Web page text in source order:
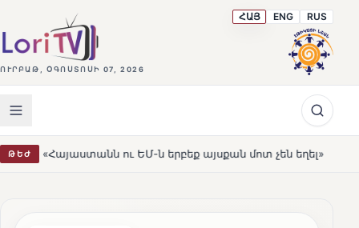
ՈՒՐԲԱԹ, ՕԳՈՍՏՈՍԻ 07, 2026
ՀԱՅ ENG RUS
ԹԵԺ ու ԵՄ-ն երբեք այսքան մոտ չեն եղել» HOT